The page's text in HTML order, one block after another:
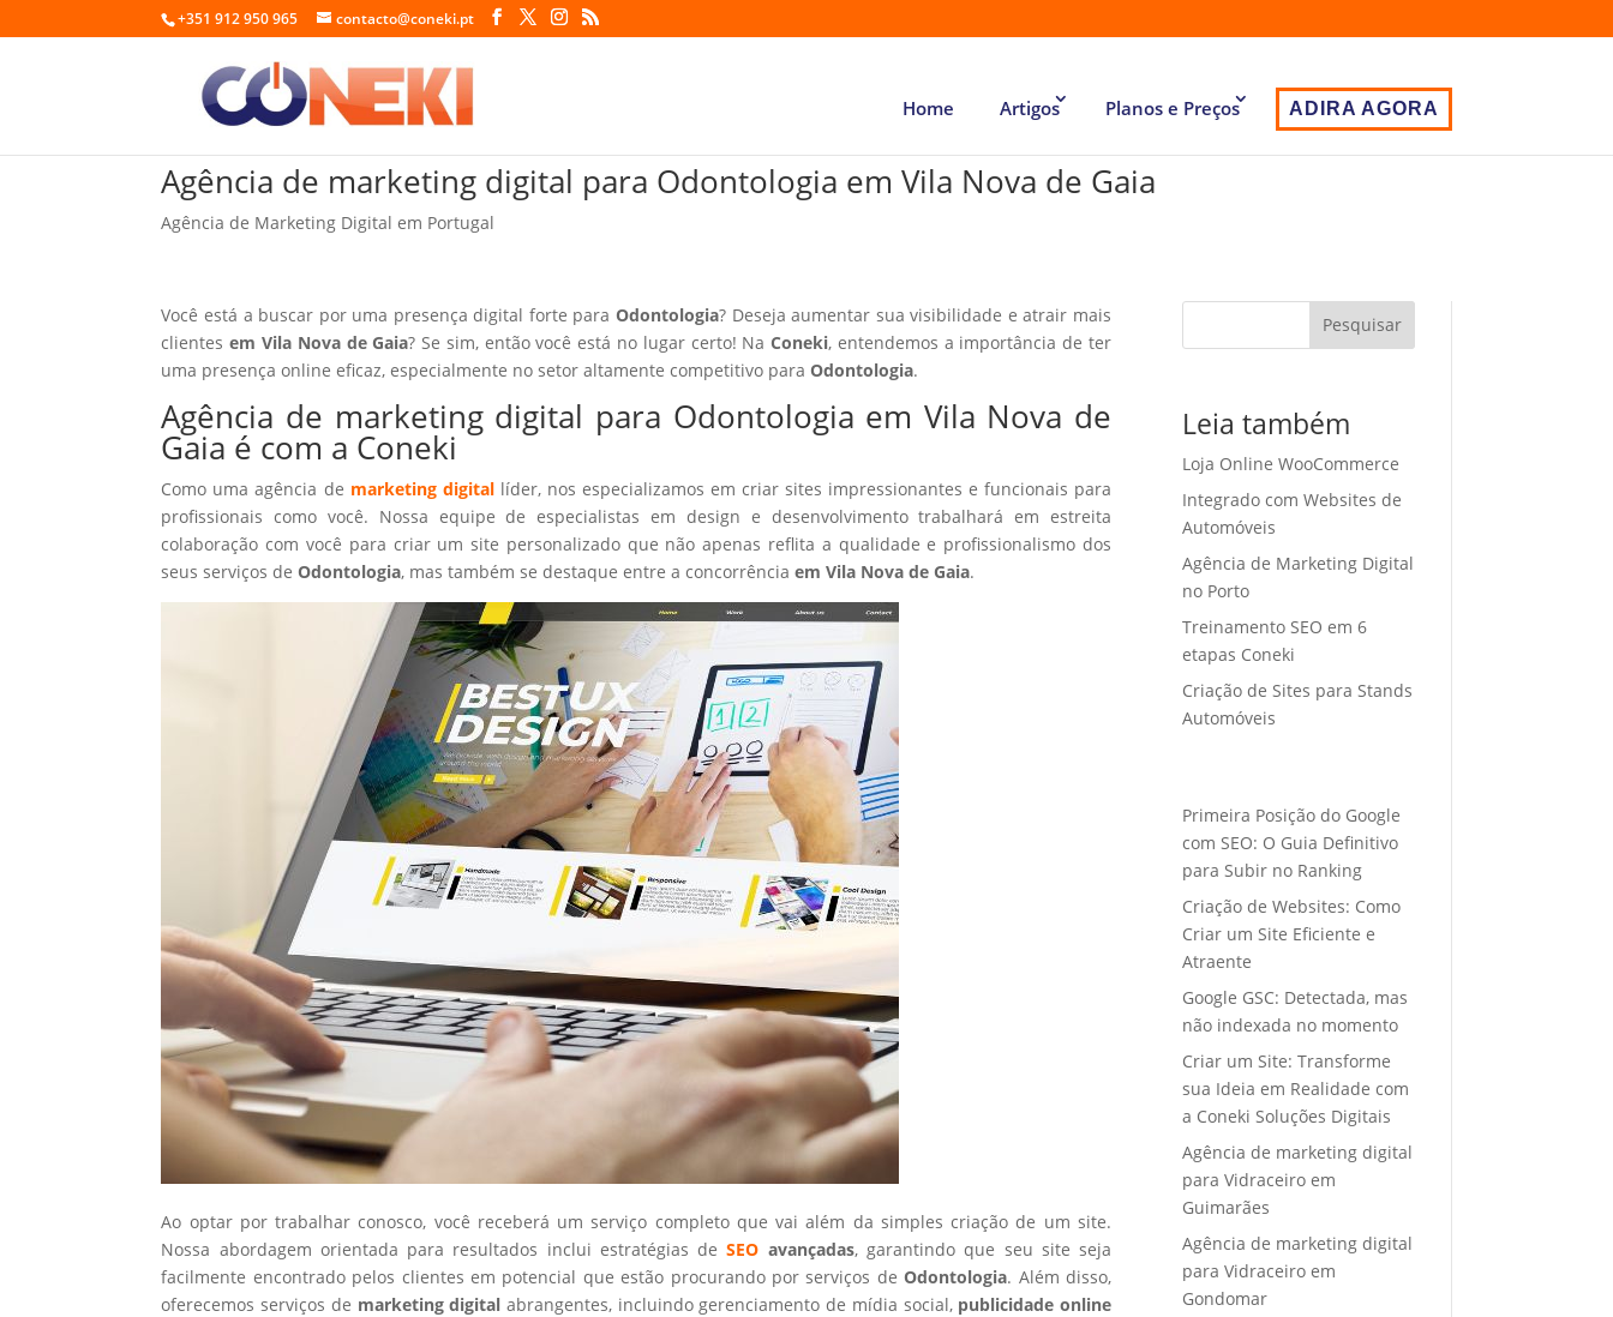
+351 912 950 965 contacto@coneki.pt
Home Artigos Planos e Preços ADIRA AGORA
Agência de marketing digital para Odontologia em Vila Nova de Gaia
Agência de Marketing Digital em Portugal
Você está a buscar por uma presença digital forte paraOdontologia? Deseja aumentar sua visibilidade e atrair mais
clientesem Vila Nova de Gaia? Se sim, então você está no lugar certo! NaConeki, entendemos a importância de ter
uma presença online eficaz, especialmente no setor altamente competitivo paraOdontologia.
Agência de marketing digital para Odontologia em Vila Nova de
Gaia é com a Coneki
Como uma agência de marketing digitallíder, nos especializamos em criar sites impressionantes e funcionais para
profissionais como você. Nossa equipe de especialistas em design e desenvolvimento trabalhará em estreita
colaboração com você para criar um site personalizado que não apenas reflita a qualidade e profissionalismo dos
seus serviços deOdontologia, mas também se destaque entre a concorrênciaem Vila Nova de Gaia.
Ao optar por trabalhar conosco, você receberá um serviço completo que vai além da simples criação de um site.
Nossa abordagem orientada para resultados inclui estratégias deSEO avançadas, garantindo que seu site seja
facilmente encontrado pelos clientes em potencial que estão procurando por serviços deOdontologia. Além disso,
oferecemos serviços de marketing digital abrangentes, incluindo gerenciamento de mídia social, publicidade online
Pesquisar
Leia também
Loja Online WooCommerce
Integrado com Websites de
Automóveis
Agência de Marketing Digital
no Porto
Treinamento SEO em 6
etapas Coneki
Criação de Sites para Stands
Automóveis
Primeira Posição do Google
com SEO: O Guia Definitivo
para Subir no Ranking
Criação de Websites: Como
Criar um Site Eficiente e
Atraente
Google GSC: Detectada, mas
não indexada no momento
Criar um Site: Transforme
sua Ideia em Realidade com
a Coneki Soluções Digitais
Agência de marketing digital
para Vidraceiro em
Guimarães
Agência de marketing digital
para Vidraceiro em
Gondomar